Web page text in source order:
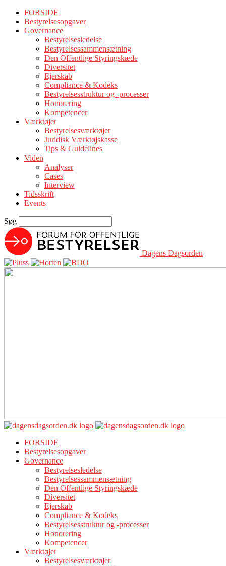
FORSIDE
Bestyrelsesopgaver
Governance
Bestyrelsesledelse
Bestyrelsessammensætning
Den Offentlige Styringskæde
Diversitet
Ejerskab
Compliance & Kodeks
Bestyrelsesstruktur og -processer
Honorering
Kompetencer
Værktøjer
Bestyrelsesværktøjer
Juridisk Værktøjskasse
Tips & Guidelines
Viden
Analyser
Cases
Interview
Tidsskrift
Events
Søg
Dagens Dagsorden
FORSIDE
Bestyrelsesopgaver
Governance
Bestyrelsesledelse
Bestyrelsessammensætning
Den Offentlige Styringskæde
Diversitet
Ejerskab
Compliance & Kodeks
Bestyrelsesstruktur og -processer
Honorering
Kompetencer
Værktøjer
Bestyrelsesværktøjer